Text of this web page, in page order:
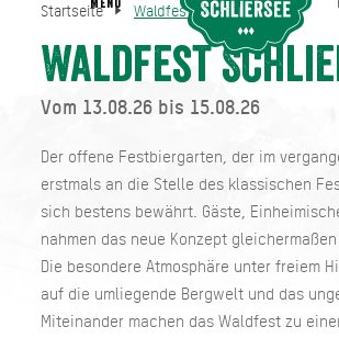
Startseite Waldfest Schliersee
Waldfest
Vom 13.08.26 bis 15.08.26
Der offene Festbiergarten, der im
erstmals an die Stelle des klassischen
sich bestens bewährt. Gäste,
nahmen das neue Konzept
Die besondere Atmosphäre unter freiem
auf die umliegende Bergwelt und das
Miteinander machen das Waldfest zu
Startseite Waldfest Schliersee
MENU